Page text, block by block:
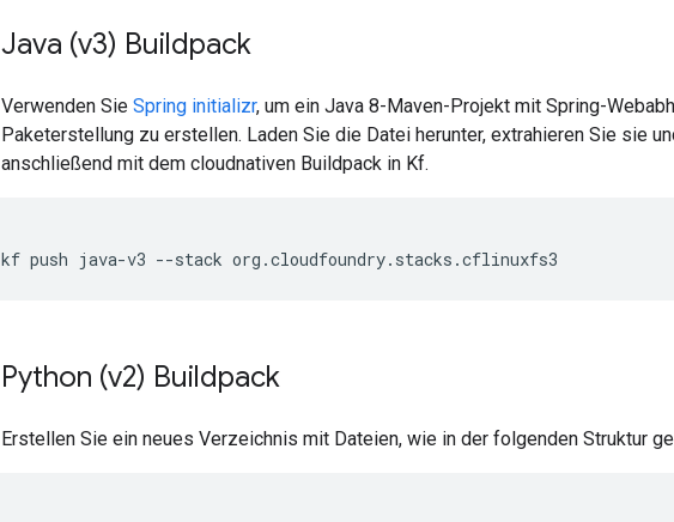
Java (v3) Buildpack
Verwenden Sie Spring initializr, um ein Java 8-Maven-Projekt mit Spring-
Paketerstellung zu erstellen. Laden Sie die Datei herunter, extrahieren Sie sie
anschließend mit dem cloudnativen Buildpack in Kf.
kf push java-v3 --stack org.cloudfoundry.stacks.cflinuxfs3
Python (v2) Buildpack
Erstellen Sie ein neues Verzeichnis mit Dateien, wie in der folgenden Struktur